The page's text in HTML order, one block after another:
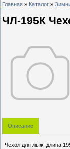
Главная » Каталог »
ЧЛ-195К
Описание
Чехол для лыж, длина